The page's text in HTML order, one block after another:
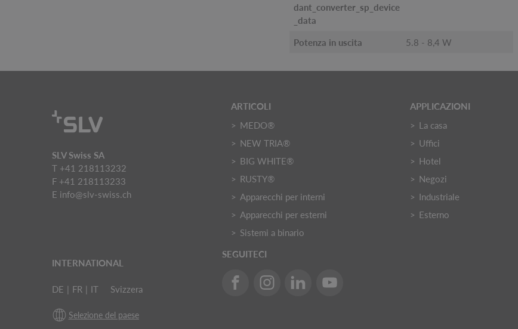
dant_converter_sp_device
_data
Potenza in uscita 5.8 - 8,4 W
SLV Swiss SA
T +41 218113232
F +41 218113233
E info@slv-swiss.ch
ARTICOLI
MEDO®
NEW TRIA®
BIG WHITE®
RUSTY®
Apparecchi per interni
Apparecchi per esterni
Sistemi a binario
APPLICAZIONI
La casa
Uffici
Hotel
Negozi
Industriale
Esterno
INTERNATIONAL
DE | FR | IT Svizzera
Selezione del paese
SEGUITECI